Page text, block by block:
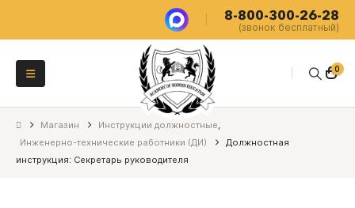
8-800-300-26-28
(звонок бесплатный)
0
Магазин Инструкции должностные,
Инженерно-технические работники (ДИ)
Должностная
инструкция: Секретарь руководителя